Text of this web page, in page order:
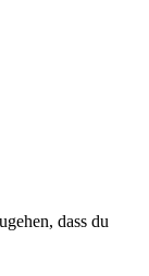
dass du